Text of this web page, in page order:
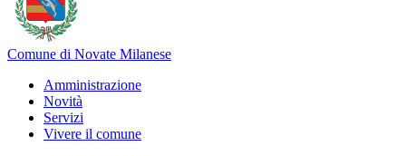
Comune di Novate Milanese
Amministrazione
Novità
Servizi
Vivere il comune